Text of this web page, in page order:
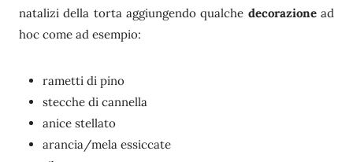
natalizi della torta aggiungendo qualche decorazionead
hoc come ad esempio:
rametti di pino
stecche di cannella
anice stellato
arancia/mela essiccate